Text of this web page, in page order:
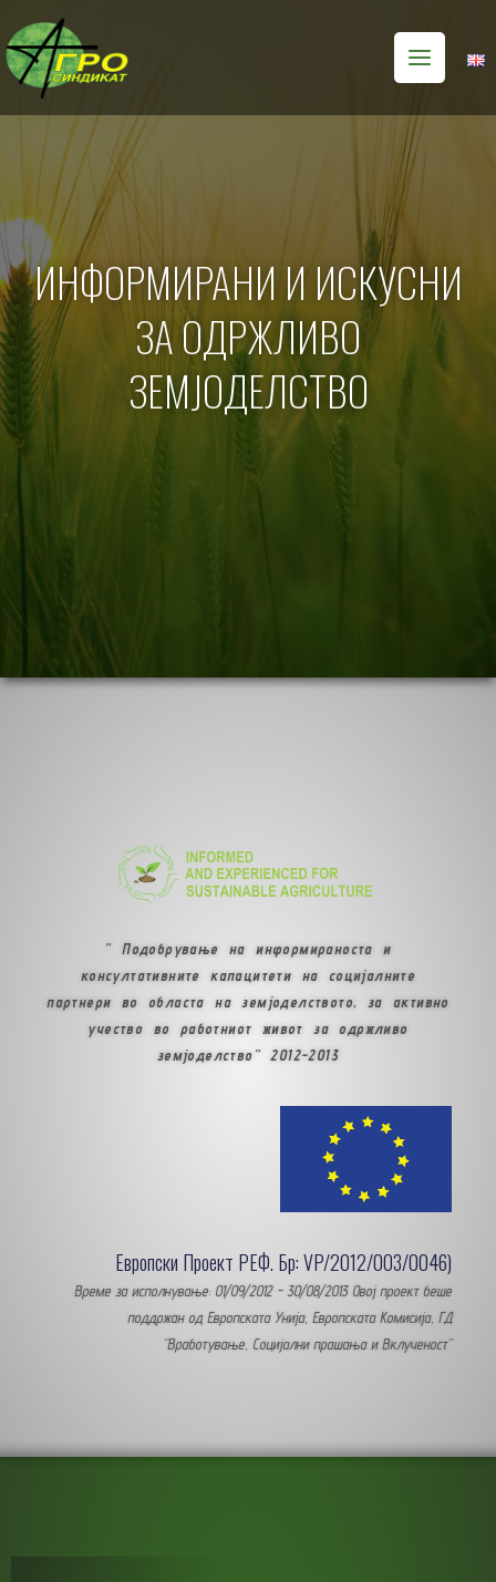
to
content
Menu
ИНФОРМИРАНИ И ИСКУСНИ
ЗА ОДРЖЛИВО
ЗЕМЈОДЕЛСТВО
” Подобрување на информираноста и
консултативните капацитети на социјалните
партнери во областа на земјоделството, за активно
учество во работниот живот за одржливо
земјоделство” 2012-2013
Европски Проект РЕФ. Бр: VP/2012/003/0046)
Време за исполнување: 01/09/2012 - 30/08/2013 Овој проект беше
поддржан од Европската Унија, Европската Комисија, ГД
“Вработување, Социјални прашања и Вклученост”